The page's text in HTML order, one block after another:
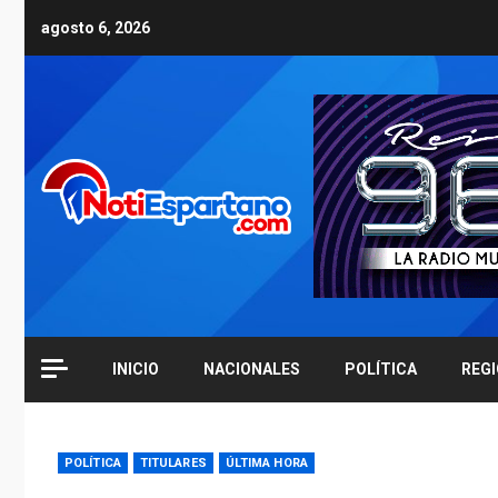
agosto 6, 2026
INICIO NACIONALES POLÍTICA
POLÍTICA TITULARES ÚLTIMA HORA